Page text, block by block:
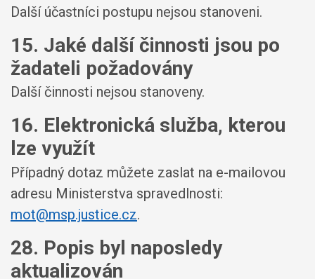
Další účastníci postupu nejsou stanoveni.
15. Jaké další činnosti jsou po
žadateli požadovány
Další činnosti nejsou stanoveny.
16. Elektronická služba, kterou
lze využít
Případný dotaz můžete zaslat na e-mailovou
adresu Ministerstva spravedlnosti:
mot@msp.justice.cz.
28. Popis byl naposledy
aktualizován